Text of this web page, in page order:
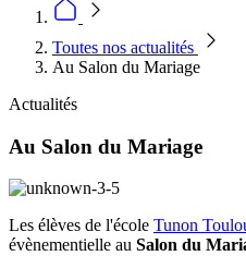
Toutes nos actualités
Au Salon du Mariage
Actualités
Au Salon du Mariage
Les élèves de l'école Tunon
évènementielle au Salon du